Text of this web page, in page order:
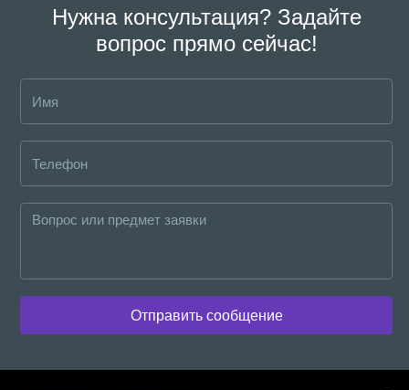
Нужна консультация? Задайте
вопрос прямо сейчас!
Отправить сообщение